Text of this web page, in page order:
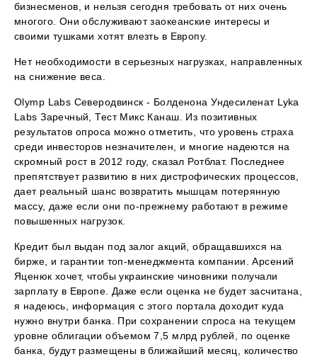
бизнесменов, и нельзя сегодня требовать от них очень
многого. Они обслуживают заокеанские интересы и
своими тушками хотят влезть в Европу.
Нет необходимости в серьезных нагрузках, направленных
на снижение веса.
Olymp Labs Северодвинск - Болденона Ундесиленат Lyka
Labs Заречный, Тест Микс Канаш. Из позитивных
результатов опроса можно отметить, что уровень страха
среди инвесторов незначителен, и многие надеются на
скромный рост в 2012 году, сказал Ротблат. Последнее
препятствует развитию в них дистрофических процессов,
дает реальный шанс возвратить мышцам потерянную
массу, даже если они по-прежнему работают в режиме
повышенных нагрузок.
Кредит был выдан под залог акций, обращавшихся на
бирже, и гарантии топ-менеджмента компании. Арсений
Яценюк хочет, чтобы украинские чиновники получали
зарплату в Европе. Даже если оценка не будет засчитана,
я надеюсь, информация с этого портала доходит куда
нужно внутри банка. При сохранении спроса на текущем
уровне облигации объемом 7,5 млрд рублей, по оценке
банка, будут размещены в ближайший месяц, количество